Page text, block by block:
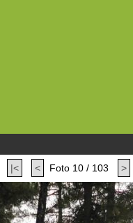
|< < Foto 10 / 103 >